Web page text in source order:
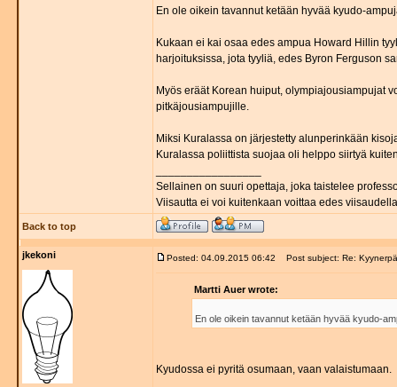
En ole oikein tavannut ketään hyvää kyudo-
Kukaan ei kai osaa edes ampua Howard Hillin
harjoituksissa, jota tyyliä, edes Byron Ferguson
Myös eräät Korean huiput, olympiajousiampujat
pitkäjousiampujille.
Miksi Kuralassa on järjestetty alunperinkään
Kuralassa poliittista suojaa oli helppo siirtyä
Sellainen on suuri opettaja, joka taistelee
Viisautta ei voi kuitenkaan voittaa edes
Back to top
jkekoni Posted: 04.09.2015 06:42 Post subject: Re:
Martti Auer wrote:
En ole oikein tavannut ketään hyvää kyudo-
Kyudossa ei pyritä osumaan, vaan valaistumaan.